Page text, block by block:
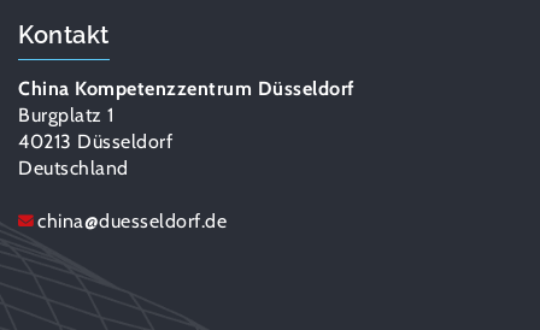
Kontakt
China Kompetenzzentrum Düsseldorf
Burgplatz 1
40213 Düsseldorf
Deutschland
china@duesseldorf.de